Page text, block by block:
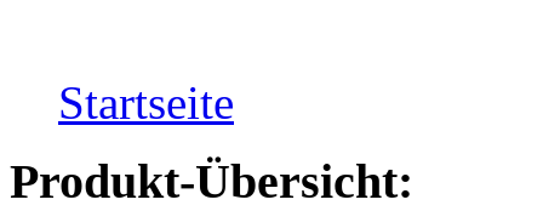
Startseite
Produkt-Übersicht: